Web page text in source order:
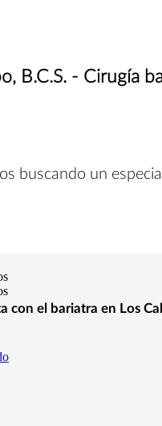
B.C.S. - Cirugía
buscando un
con el bariatra en Los